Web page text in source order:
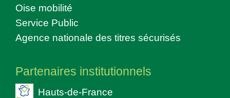
Oise mobilité
Service Public
Agence nationale des titres sécurisés
Partenaires institutionnels
Hauts-de-France